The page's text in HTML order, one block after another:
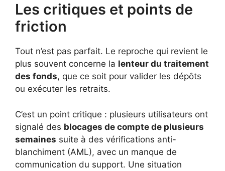
Les critiques et points de
friction
Tout n’est pas parfait. Le reproche qui revient le
plus souvent concerne la lenteur du traitement
des fonds, que ce soit pour valider les dépôts
ou exécuter les retraits.
C’est un point critique : plusieurs utilisateurs ont
signalé des blocages de compte de plusieurs
semaines suite à des vérifications anti-
blanchiment (AML), avec un manque de
communication du support. Une situation